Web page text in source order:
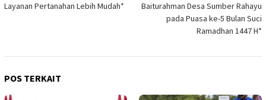
Layanan Pertanahan Lebih Mudah*
Baiturahman Desa Sumber Rahayu
pada Puasa ke-5 Bulan Suci
Ramadhan 1447 H*
POS TERKAIT